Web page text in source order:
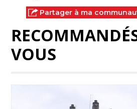
Partager à ma
VOUS